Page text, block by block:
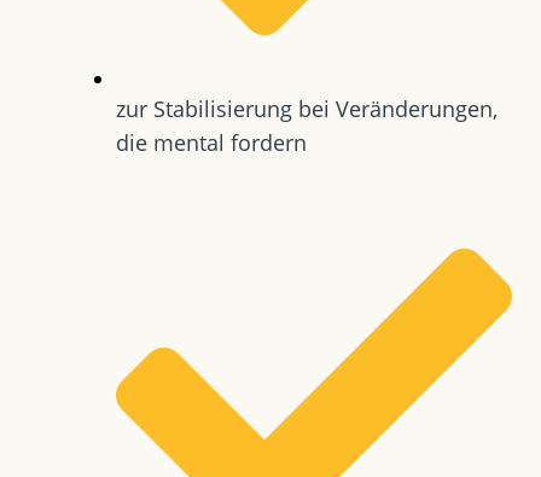
zur Stabilisierung bei Veränderungen,
die mental fordern